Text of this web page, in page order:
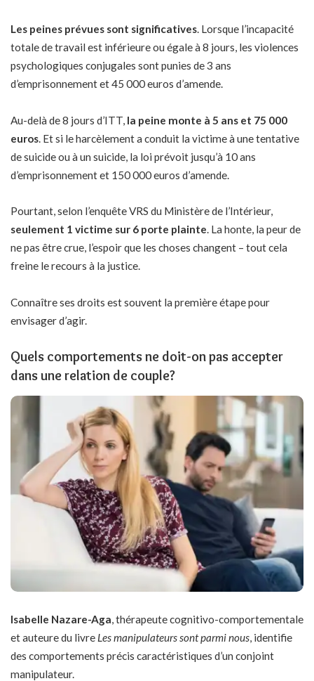
Les peines prévues sont significatives. Lorsque l’incapacité
totale de travail est inférieure ou égale à 8 jours, les violences
psychologiques conjugales sont punies de 3 ans
d’emprisonnement et 45 000 euros d’amende.
Au-delà de 8 jours d’ITT, la peine monte à 5 ans et 75 000
euros . Et si le harcèlement a conduit la victime à une tentative
de suicide ou à un suicide, la loi prévoit jusqu’à 10 ans
d’emprisonnement et 150 000 euros d’amende.
Pourtant, selon l’enquête VRS du Ministère de l’Intérieur,
seulement 1 victime sur 6 porte plainte. La honte, la peur de
ne pas être crue, l’espoir que les choses changent – tout cela
freine le recours à la justice.
Connaître ses droits est souvent la première étape pour
envisager d’agir.
Quels comportements ne doit-on pas accepter
dans une relation de couple?
Isabelle Nazare-Aga , thérapeute cognitivo-comportementale
et auteure du livre Les manipulateurs sont parmi nous , identifie
des comportements précis caractéristiques d’un conjoint
manipulateur.